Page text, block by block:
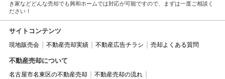
き家などどんな売却でも興和ホームでは対応が可能ですので、まずは一度ご相談く
ださい！
サイトコンテンツ
現地販売会 不動産売却実績 不動産広告チラシ 売却よくある質問
不動産売却について
名古屋市名東区の不動産売却
不動産売却の流れ